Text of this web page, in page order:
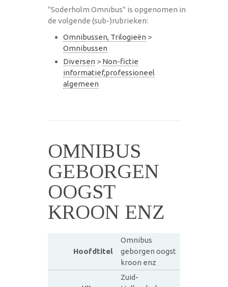
"Soderholm Omnibus" is opgenomen in
de volgende (sub-)rubrieken:
Omnibussen, Trilogieën >
Omnibussen
Diversen > Non-fictie
informatief,professioneel
algemeen
OMNIBUS
GEBORGEN
OOGST
KROON ENZ
Hoofdtitel
Omnibus
geborgen oogst
kroon enz
Zuid-